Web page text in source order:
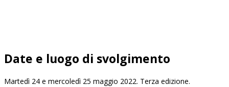
Date e luogo di svolgimento
Martedì 24 e mercoledì 25 maggio 2022. Terza edizione.